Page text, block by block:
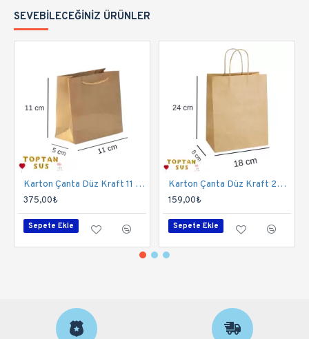
SEVEBILECEĞINIZ ÜRÜNLER
Karton Çanta Düz Kraft 11 Cm 50 Adet
375,00₺
Sepete Ekle
Karton Çanta Düz Kraft 24 Cm 25'li
159,00₺
Sepete Ekle